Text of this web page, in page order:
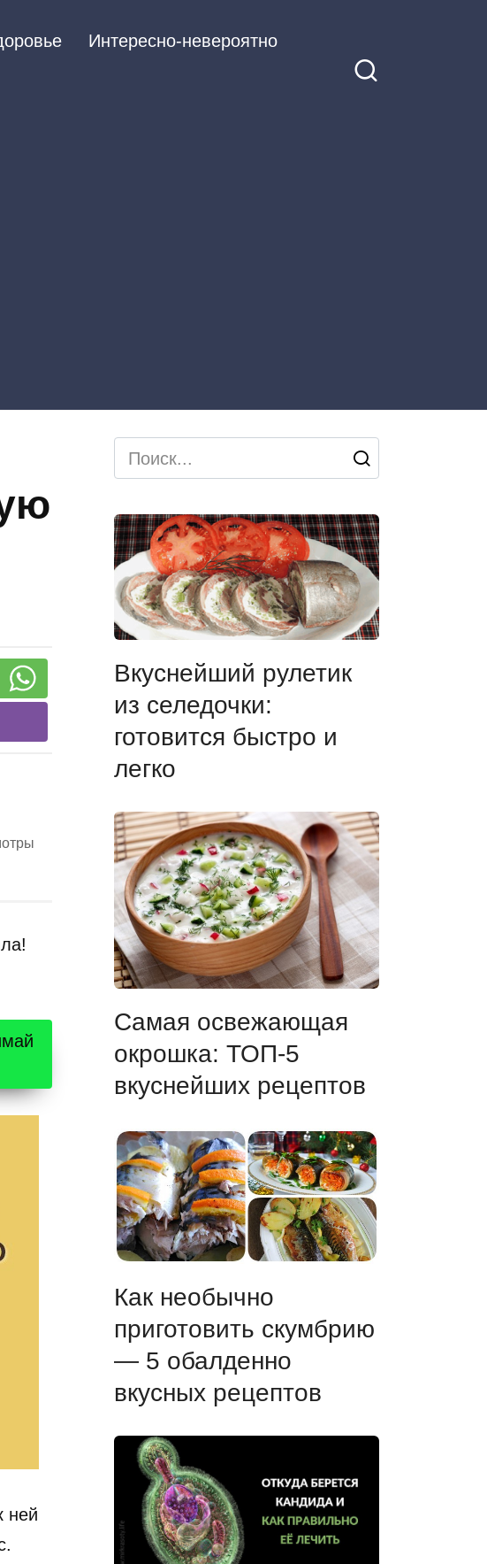
Интересно-невероятно
ней
Search
for:
Вкуснейший рулетик
из селедочки:
готовится быстро и
легко
Самая освежающая
окрошка: ТОП-5
вкуснейших рецептов
Как необычно
приготовить скумбрию
— 5 обалденно
вкусных рецептов